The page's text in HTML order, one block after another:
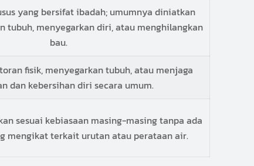
yang bersifat ibadah; umumnya diniatkan
tubuh, menyegarkan diri, atau menghilangkan
bau.
fisik, menyegarkan tubuh, atau menjaga
dan kebersihan diri secara umum.
sesuai kebiasaan masing-masing tanpa ada
mengikat terkait urutan atau perataan air.